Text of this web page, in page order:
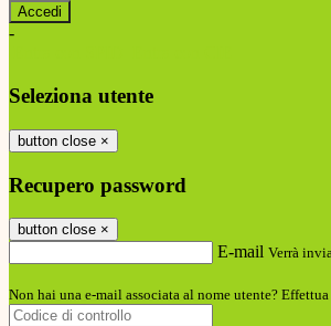
-
Seleziona utente
button close ×
Recupero password
button close ×
E-mail Verrà
Non hai una e-mail associata al nome utente?